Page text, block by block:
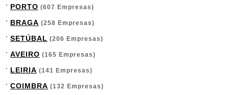
PORTO (607 Empresas)
BRAGA (258 Empresas)
SETÚBAL (206 Empresas)
AVEIRO (165 Empresas)
LEIRIA (141 Empresas)
COIMBRA (132 Empresas)